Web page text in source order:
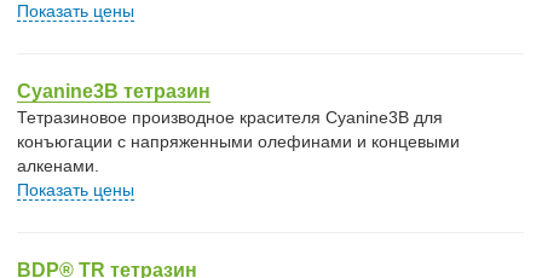
Показать цены
Cyanine3B тетразин
Тетразиновое производное красителя Cyanine3B для
конъюгации с напряженными олефинами и концевыми
алкенами.
Показать цены
BDP® TR тетразин